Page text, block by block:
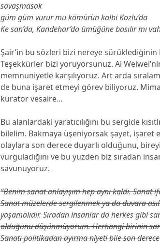
savaşmasak
güm güm vurur mu kömürün kalbi Kozlu’da
Ke san’da, Kandehar’da ümüğüne basılır mı
Şair’in bu sözleri bizi nereye sürüklediğinin
Teşekkürler bizi yoruyorsunuz. Ai
memnuniyetle karşılıyoruz. Art arda
de buna işaret etmeyi görev biliyoruz.
küratör vesaire…
Bu alanlardaki yaratıcılığını bu sergide
bilelim. Bakmaya üşeniyorsak şayet,
olaylara son derece duyarlı olduğunu,
vurguladığını ve bu yüzden biz sıradan
savunuyoruz.
‘’Benim sanat anlayışım hep aynı kaldı.
Sanat müzelerde sergilenmek ya da duvara
yaşamalıdır. Sıradan insanlar da herkes gibi
olduğunu düşünmüyorum. Herhangi birinin
Sanatı politikadan ayırma niyeti bile son